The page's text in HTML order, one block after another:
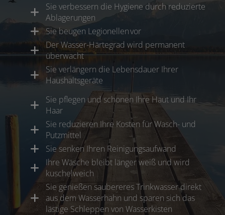
Sie verbessern die Hygiene durch reduzierte
Ablagerungen
Sie beugen Legionellen vor
Der Wasser-Härtegrad wird permanent
überwacht
Sie verlängern die Lebensdauer Ihrer
Haushaltsgeräte
Sie pflegen und schonen Ihre Haut und Ihr
Haar
Sie reduzieren Ihre Kosten für Wasch- und
Putzmittel
Sie senken Ihren Reinigungsaufwand
Ihre Wäsche bleibt länger weiß und wird
kuschelweich
Sie genießen saubereres Trinkwasser direkt
aus dem Wasserhahn und sparen sich das
lästige Schleppen von Wasserkisten